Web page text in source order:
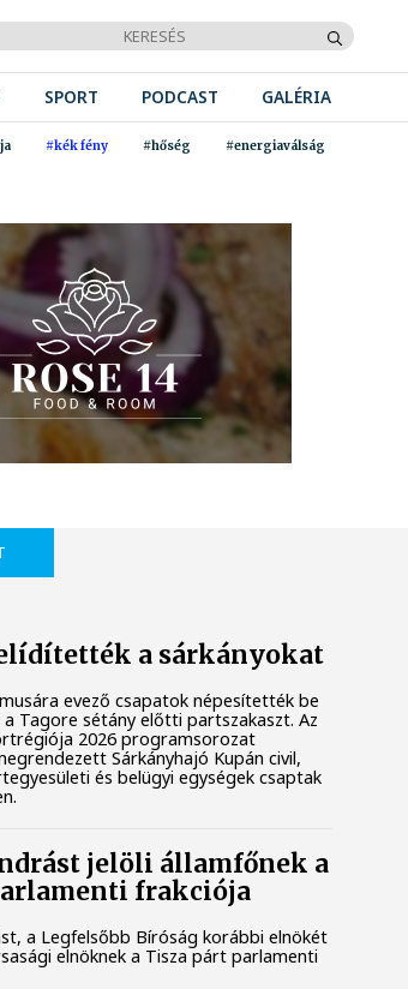
SPORT PODCAST GALÉRIA
#kék fény #hőség #energiaválság
a sárkányokat
evező csapatok népesítették be
Tagore sétány előtti partszakaszt. Az
2026 programsorozat
Sárkányhajó Kupán civil,
és belügyi egységek csaptak
jelöli államfőnek a
frakciója
a Legfelsőbb Bíróság korábbi elnökét
elnöknek a Tisza párt parlamenti